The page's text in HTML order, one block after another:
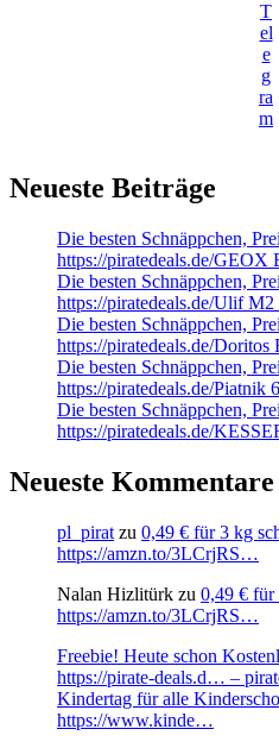
T
el
e
g
ra
m
Neueste Beiträge
Die besten Schnäppchen,
https://piratedeals.de/
Die besten Schnäppchen,
https://piratedeals.de/Ulif
Die besten Schnäppchen,
https://piratedeals.de/
Die besten Schnäppchen,
https://piratedeals.de/Piatnik
Die besten Schnäppchen,
https://piratedeals.de/
Neueste Kommentare
pl_pirat zu 0,49 € für 3 kg
https://amzn.to/3LCrjRS…
Nalan Hizlitürk zu 0,49 € für
https://amzn.to/3LCrjRS…
Freebie! Heute schon
https://pirate-deals.d… –
Kindertag für alle
https://www.kinde…